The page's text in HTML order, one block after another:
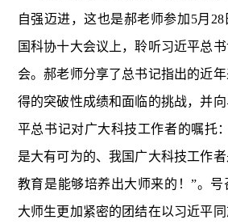
自强迈进，这也是郝老师参加5月
国科协十大会议上，聆听习近平总
会。郝老师分享了总书记指出的近
得的突破性成绩和面临的挑战，并
平总书记对广大科技工作者的嘱托
是大有可为的、我国广大科技工作
教育是能够培养出大师来的！”。
大师生更加紧密的团结在以习近平